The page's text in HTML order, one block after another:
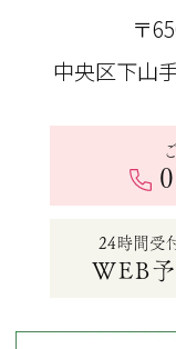
〒
中央区下山
24時間受
WEB